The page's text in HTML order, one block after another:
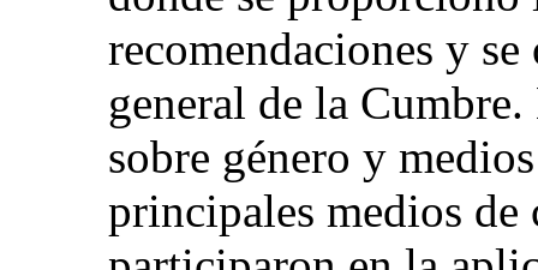
recomendaciones y
general de la
sobre género y
principales medios